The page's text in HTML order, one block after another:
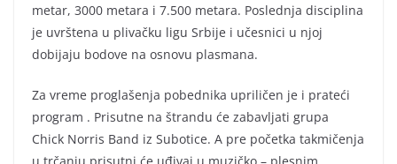
metar, 3000 metara i 7.500 metara. Poslednja disciplina
je uvrštena u plivačku ligu Srbije i učesnici u njoj
dobijaju bodove na osnovu plasmana.
Za vreme proglašenja pobednika upriličen je i prateći
program . Prisutne na štrandu će zabavljati grupa
Chick Norris Band iz Subotice. A pre početka takmičenja